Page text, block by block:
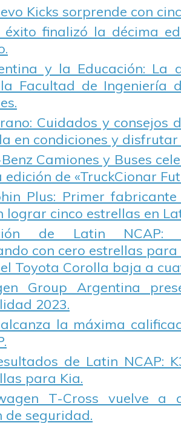
Kicks sorprende con
éxito finalizó la décima
y la Educación: La
Facultad de Ingeniería
Cuidados y consejos
en condiciones y disfrutar
Camiones y Buses
de «TruckCionar
Plus: Primer
lograr cinco estrellas en
de Latin NCAP:
con cero estrellas para
Toyota Corolla baja a
Group Argentina
2023.
la máxima
de Latin NCAP:
para Kia.
T-Cross vuelve a
de seguridad.